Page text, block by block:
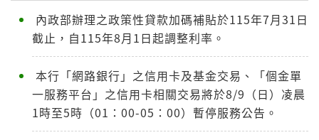
內政部辦理之政策性貸款加碼補貼於115年7月31日
截止，自115年8月1日起調整利率。
本行「網路銀行」之信用卡及基金交易、「個金單
一服務平台」之信用卡相關交易將於8/9（日）凌晨
1時至5時（01：00-05：00）暫停服務公告。